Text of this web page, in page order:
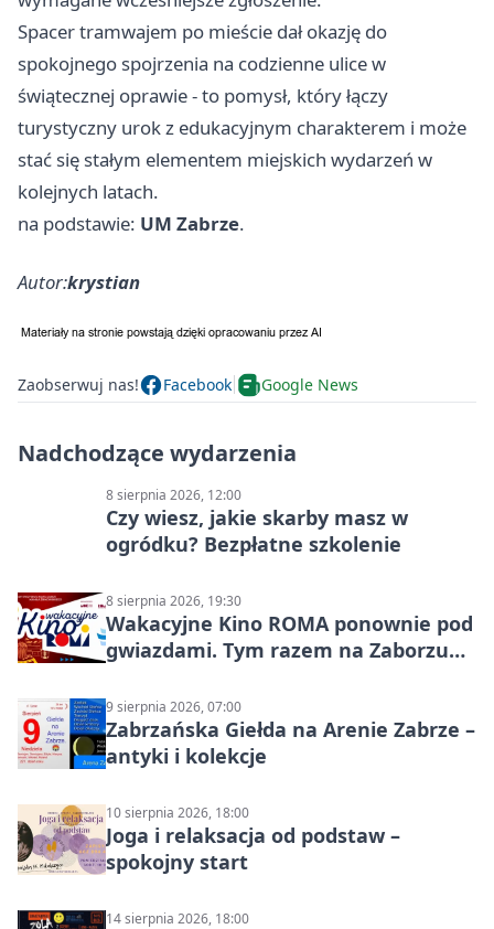
Spacer tramwajem po mieście dał okazję do
spokojnego spojrzenia na codzienne ulice w
świątecznej oprawie - to pomysł, który łączy
turystyczny urok z edukacyjnym charakterem i może
stać się stałym elementem miejskich wydarzeń w
kolejnych latach.
na podstawie: UM Zabrze.
Autor:krystian
Zaobserwuj nas! Facebook Google News
Nadchodzące wydarzenia
8 sierpnia 2026, 12:00
Czy wiesz, jakie skarby masz w
ogródku? Bezpłatne szkolenie
8 sierpnia 2026, 19:30
Wakacyjne Kino ROMA ponownie pod
gwiazdami. Tym razem na Zaborzu
9 sierpnia 2026, 07:00
Zabrzańska Giełda na Arenie Zabrze –
antyki i kolekcje
10 sierpnia 2026, 18:00
Joga i relaksacja od podstaw –
spokojny start
14 sierpnia 2026, 18:00